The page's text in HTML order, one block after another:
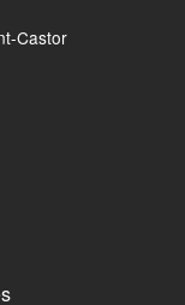
Castor